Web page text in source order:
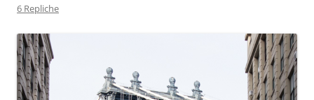
6 Repliche